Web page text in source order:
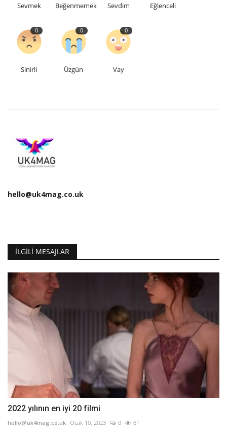
Sevmek Beğenmemek Sevdim Eğlenceli
0
Sinirli
0
Üzgün
0
Vay
hello@uk4mag.co.uk
İLGILI MESAJLAR
2022 yılının en iyi 20 filmi
hello@uk4mag.co.uk Ocak 10, 2023 0 61